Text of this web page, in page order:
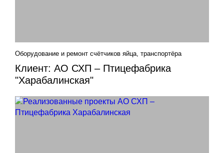
Клиент: АО СХП – Птицефабрика
"Харабалинская"
Оборудование и ремонт счётчиков яйца, транспортёра